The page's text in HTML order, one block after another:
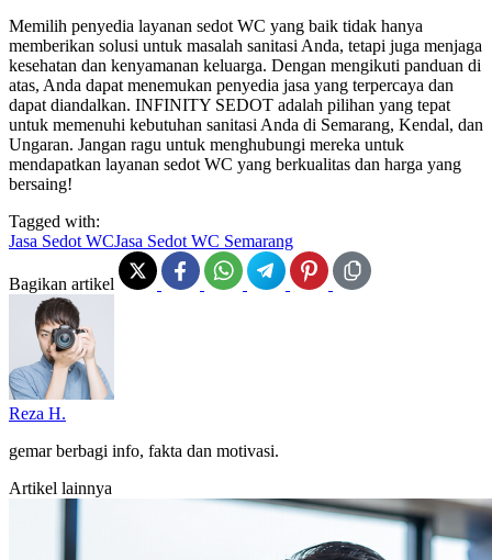
Memilih penyedia layanan sedot WC yang baik tidak hanya
memberikan solusi untuk masalah sanitasi Anda, tetapi juga menjaga
kesehatan dan kenyamanan keluarga. Dengan mengikuti panduan di
atas, Anda dapat menemukan penyedia jasa yang terpercaya dan
dapat diandalkan. INFINITY SEDOT adalah pilihan yang tepat
untuk memenuhi kebutuhan sanitasi Anda di Semarang, Kendal, dan
Ungaran. Jangan ragu untuk menghubungi mereka untuk
mendapatkan layanan sedot WC yang berkualitas dan harga yang
bersaing!
Tagged with:
Jasa Sedot WCJasa Sedot WC Semarang
Bagikan artikel
Reza H.
gemar berbagi info, fakta dan motivasi.
Artikel lainnya